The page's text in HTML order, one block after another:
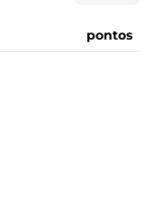
pontos